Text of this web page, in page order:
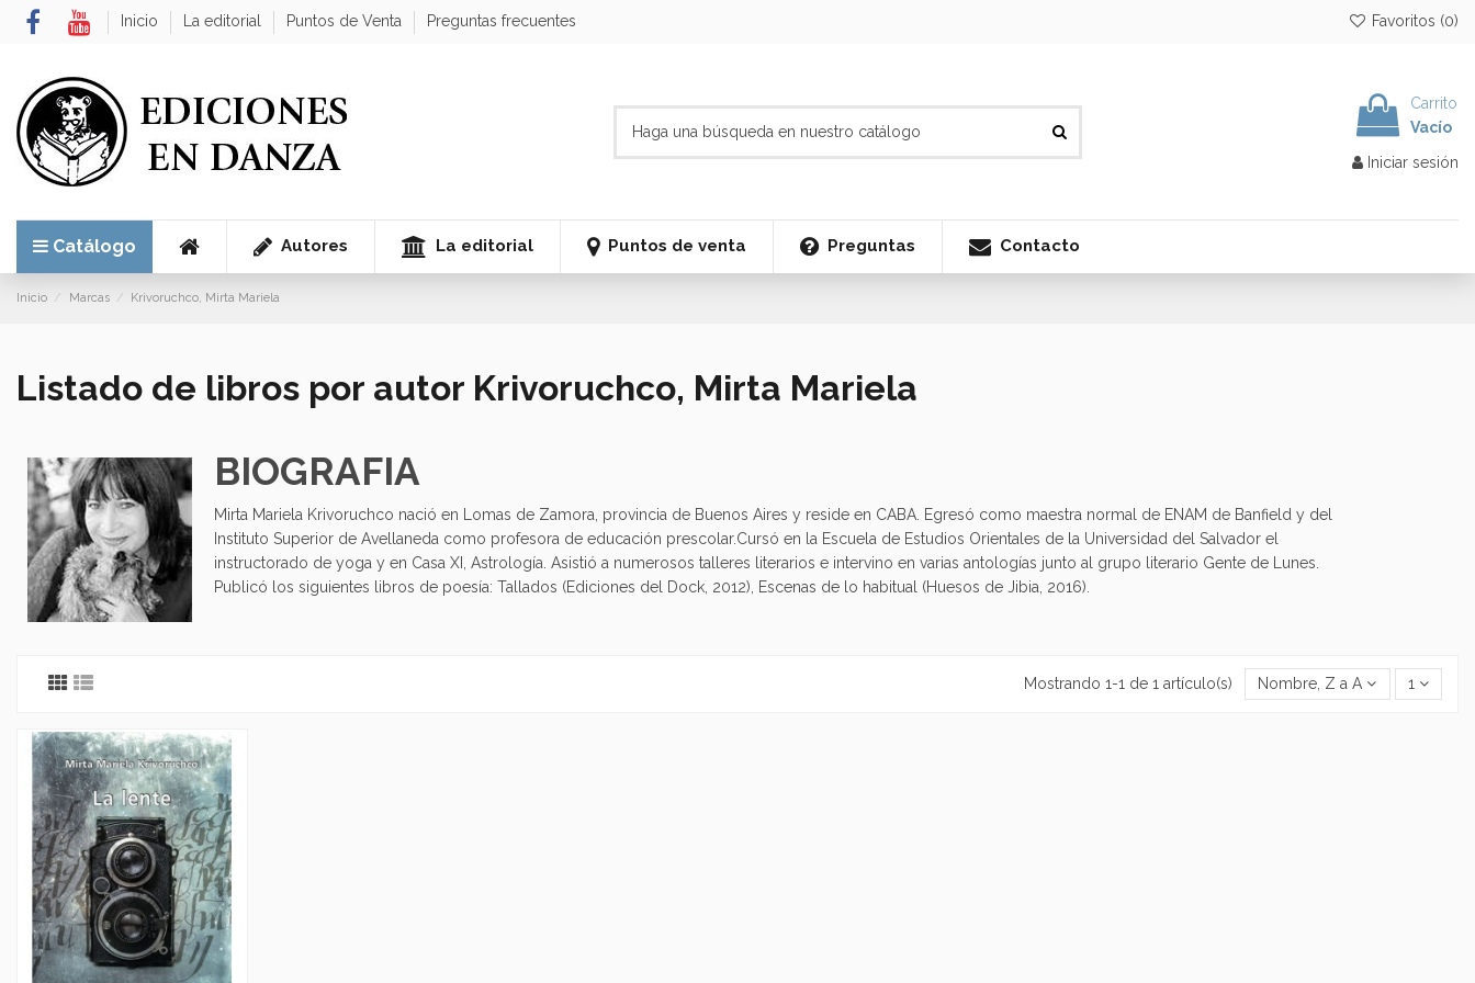
Inicio La editorial Puntos de Venta Preguntas frecuentes Favoritos (0)
Carrito
Vacío
Iniciar sesión
Catálogo Autores La editorial Puntos de venta Preguntas Contacto
Inicio Marcas Krivoruchco, Mirta Mariela
Listado de libros por autor Krivoruchco, Mirta Mariela
BIOGRAFIA
Mirta Mariela Krivoruchco nació en Lomas de Zamora, provincia de Buenos Aires y reside en CABA. Egresó como maestra normal de ENAM de Banfield y del
Instituto Superior de Avellaneda como profesora de educación prescolar.Cursó en la Escuela de Estudios Orientales de la Universidad del Salvador el
instructorado de yoga y en Casa XI, Astrología. Asistió a numerosos talleres literarios e intervino en varias antologías junto al grupo literario Gente de Lunes.
Publicó los siguientes libros de poesía: Tallados (Ediciones del Dock, 2012), Escenas de lo habitual (Huesos de Jibia, 2016).
Mostrando 1-1 de 1 artículo(s) Nombre, Z a A 1